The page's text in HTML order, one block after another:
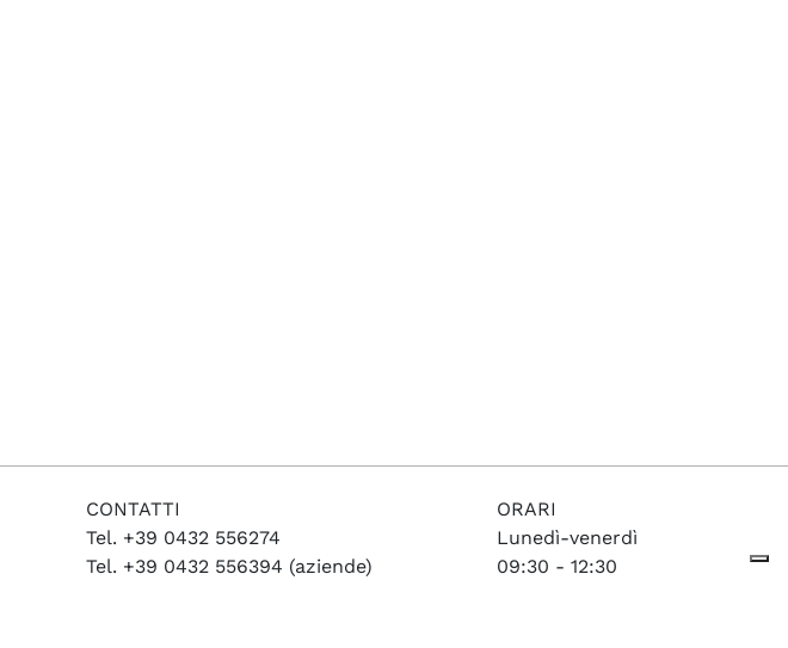
CONTATTI
Tel. +39 0432 556274
Tel. +39 0432 556394 (aziende)
ORARI
Lunedì-venerdì
09:30 - 12:30